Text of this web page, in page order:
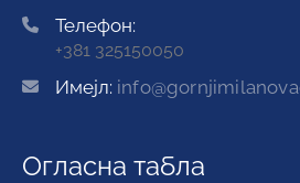
Телефон:
+381 325150050
Имејл:
Огласна табла